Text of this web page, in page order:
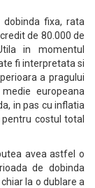
fixa, rata
de 80.000 de
in momentul
fi interpretata si
a pragului
europeana
in pas cu inflatia
costul total
avea astfel o
de dobinda
la o dublare a